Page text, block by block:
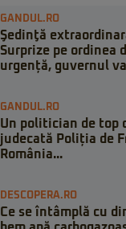
GANDUL.RO
Şedinţă
Surprize pe ordinea
urgență, guvernul
GANDUL.RO
Un politician de top
judecată Poliția de
România...
DESCOPERA.RO
Ce se întâmplă cu